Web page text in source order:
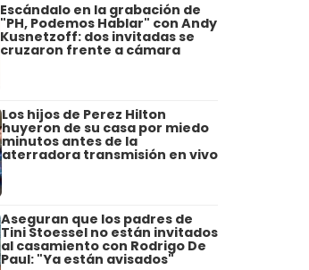
Escándalo en la grabación de
"PH, Podemos Hablar" con Andy
Kusnetzoff: dos invitadas se
cruzaron frente a cámara
Los hijos de Perez Hilton
huyeron de su casa por miedo
minutos antes de la
aterradora transmisión en vivo
Aseguran que los padres de
Tini Stoessel no están invitados
al casamiento con Rodrigo De
Paul: "Ya están avisados"